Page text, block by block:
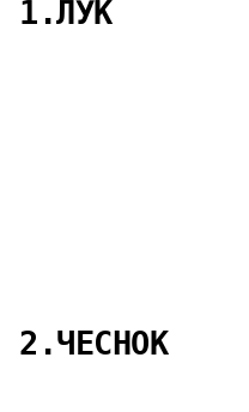
1.ЛУК
2.ЧЕСНОК